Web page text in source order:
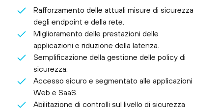
Rafforzamento delle attuali misure di sicurezza
degli endpoint e della rete.
Miglioramento delle prestazioni delle
applicazioni e riduzione della latenza.
Semplificazione della gestione delle policy di
sicurezza.
Accesso sicuro e segmentato alle applicazioni
Web e SaaS.
Abilitazione di controlli sul livello di sicurezza